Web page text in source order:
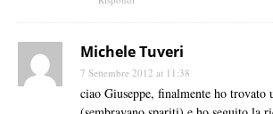
Michele Tuveri
7 Settembre 2012 at 11:38
ciao Giuseppe, finalmente ho trovato